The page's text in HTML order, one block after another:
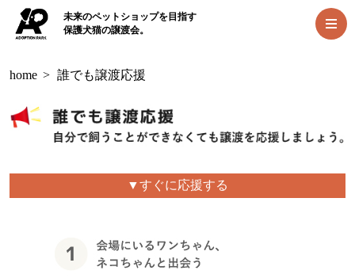
未来のペットショップを目指す
保護犬猫の譲渡会。
home > 誰でも譲渡応援
▼すぐに応援する